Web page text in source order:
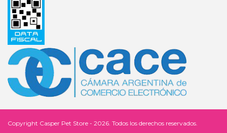
Copyright Casper Pet Store - 2026. Todos los derechos reservados.